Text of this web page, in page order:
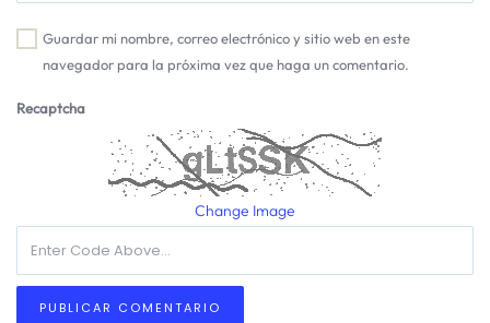
Guardar mi nombre, correo electrónico y sitio web en este
navegador para la próxima vez que haga un comentario.
Recaptcha
Change Image